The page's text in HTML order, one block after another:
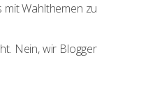
mit Wahlthemen zu
Nein, wir Blogger